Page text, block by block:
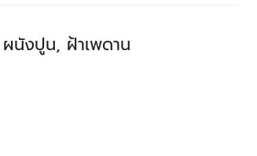
นังปูน, ฝ้าเพดาน